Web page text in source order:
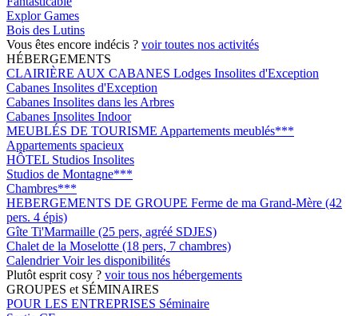
Explor Games
Bois des Lutins
Vous êtes encore indécis ? voir toutes nos activités
HÉBERGEMENTS
CLAIRIÈRE AUX CABANES Lodges Insolites d'Exception
Cabanes Insolites d'Exception
Cabanes Insolites dans les Arbres
Cabanes Insolites Indoor
MEUBLÉS DE TOURISME Appartements meublés***
Appartements spacieux
HÔTEL Studios Insolites
Studios de Montagne***
Chambres***
HEBERGEMENTS DE GROUPE Ferme de ma Grand-Mère (42
pers. 4 épis)
Gîte Ti'Marmaille (25 pers, agréé SDJES)
Chalet de la Moselotte (18 pers, 7 chambres)
CalendrierVoir les disponibilités
Plutôt esprit cosy ? voir tous nos hébergements
GROUPES et SÉMINAIRES
POUR LES ENTREPRISES Séminaire